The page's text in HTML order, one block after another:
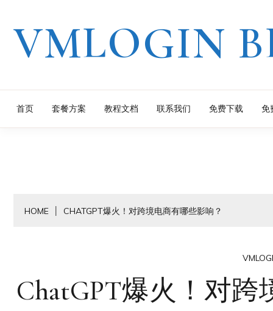
content
VMLOGIN
首页 套餐方案 教程文档 联系我们 免费下载 免
HOME CHATGPT爆火！对跨境电商有哪些影响？
ChatGPT爆火！对